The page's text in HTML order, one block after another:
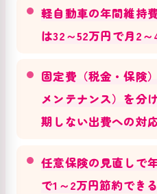
軽自動車の年間維持
は32～52万円で月2
固定費（税金・保険
メンテナンス）を分
期しない出費への対
任意保険の見直しで
で1～2万円節約でき